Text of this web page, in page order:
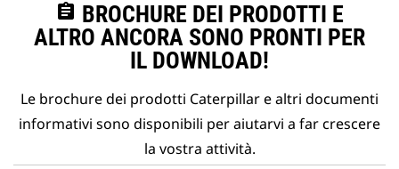
assignment BROCHURE DEI PRODOTTI E
ALTRO ANCORA SONO PRONTI PER
IL DOWNLOAD!
Le brochure dei prodotti Caterpillar e altri documenti
informativi sono disponibili per aiutarvi a far crescere
la vostra attività.